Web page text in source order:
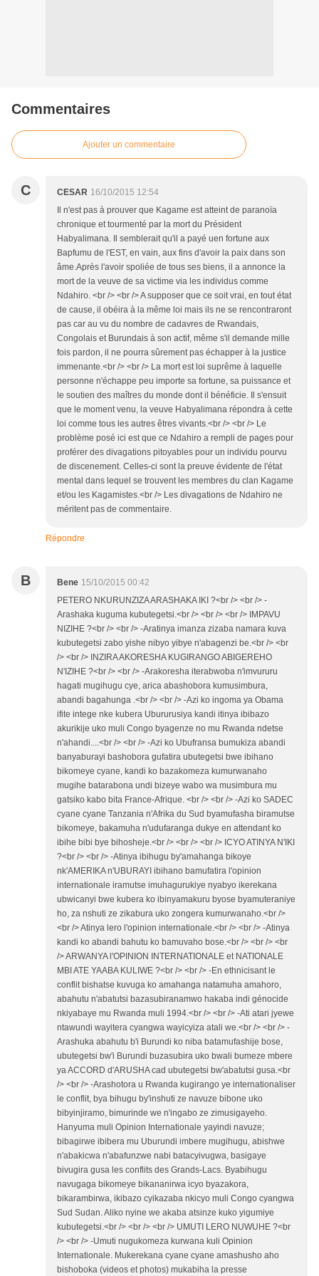
Commentaires
Ajouter un commentaire
C CESAR 16/10/2015 12:54
Il n'est pas à prouver que Kagame est atteint de paranoïa
chronique et tourmenté par la mort du Président
Habyalimana. Il semblerait qu'il a payé uen fortune aux
Bapfumu de l'EST, en vain, aux fins d'avoir la paix dans son
âme.Après l'avoir spoliée de tous ses biens, il a annonce la
mort de la veuve de sa victime via les individus comme
Ndahiro. <br /> <br /> A supposer que ce soit vrai, en tout état
de cause, il obéira à la même loi mais ils ne se rencontraront
pas car au vu du nombre de cadavres de Rwandais,
Congolais et Burundais à son actif, même s'il demande mille
fois pardon, il ne pourra sûrement pas échapper à la justice
immenante.<br /> <br /> La mort est loi suprême à laquelle
personne n'échappe peu importe sa fortune, sa puissance et
le soutien des maîtres du monde dont il bénéficie. Il s'ensuit
que le moment venu, la veuve Habyalimana répondra à cette
loi comme tous les autres êtres vivants.<br /> <br /> Le
problème posé ici est que ce Ndahiro a rempli de pages pour
proférer des divagations pitoyables pour un individu pourvu
de discenement. Celles-ci sont la preuve évidente de l'état
mental dans lequel se trouvent les membres du clan Kagame
et/ou les Kagamistes.<br /> Les divagations de Ndahiro ne
méritent pas de commentaire.
Répondre
B Bene 15/10/2015 00:42
PETERO NKURUNZIZA ARASHAKA IKI ?<br /> <br /> -
Arashaka kuguma kubutegetsi.<br /> <br /> <br /> IMPAVU
NIZIHE ?<br /> <br /> -Aratinya imanza zizaba namara kuva
kubutegetsi zabo yishe nibyo yibye n'abagenzi be.<br /> <br
/> <br /> INZIRA AKORESHA KUGIRANGO ABIGEREHO
N'IZIHE ?<br /> <br /> -Arakoresha iterabwoba n'imvururu
hagati mugihugu cye, arica abashobora kumusimbura,
abandi bagahunga .<br /> <br /> -Azi ko ingoma ya Obama
ifite intege nke kubera Ubururusiya kandi itinya ibibazo
akurikije uko muli Congo byagenze no mu Rwanda ndetse
n'ahandi....<br /> <br /> -Azi ko Ubufransa bumukiza abandi
banyaburayi bashobora gufatira ubutegetsi bwe ibihano
bikomeye cyane, kandi ko bazakomeza kumurwanaho
mugihe batarabona undi bizeye wabo wa musimbura mu
gatsiko kabo bita France-Afrique. <br /> <br /> -Azi ko SADEC
cyane cyane Tanzania n'Afrika du Sud byamufasha biramutse
bikomeye, bakamuha n'udufaranga dukye en attendant ko
ibihe bibi bye bihosheje.<br /> <br /> <br /> ICYO ATINYA N'IKI
?<br /> <br /> -Atinya ibihugu by'amahanga bikoye
nk'AMERIKA n'UBURAYI ibihano bamufatira l'opinion
internationale iramutse imuhagurukiye nyabyo ikerekana
ubwicanyi bwe kubera ko ibinyamakuru byose byamuteraniye
ho, za nshuti ze zikabura uko zongera kumurwanaho.<br />
<br /> Atinya lero l'opinion internationale.<br /> <br /> -Atinya
kandi ko abandi bahutu ko bamuvaho bose.<br /> <br /> <br
/> ARWANYA l'OPINION INTERNATIONALE et NATIONALE
MBI ATE YAABA KULIWE ?<br /> <br /> -En ethnicisant le
conflit bishatse kuvuga ko amahanga natamuha amahoro,
abahutu n'abatutsi bazasubiranamwo hakaba indi génocide
nkiyabaye mu Rwanda muli 1994.<br /> <br /> -Ati atari jyewe
ntawundi wayitera cyangwa wayicyiza atali we.<br /> <br /> -
Arashuka abahutu b'i Burundi ko niba batamufashije bose,
ubutegetsi bw'i Burundi buzasubira uko bwali bumeze mbere
ya ACCORD d'ARUSHA cad ubutegetsi bw'abatutsi gusa.<br
/> <br /> -Arashotora u Rwanda kugirango ye internationaliser
le conflit, bya bihugu by'inshuti ze navuze bibone uko
bibyinjiramo, bimurinde we n'ingabo ze zimusigayeho.
Hanyuma muli Opinion Internationale yayindi navuze;
bibagirwe ibibera mu Uburundi imbere mugihugu, abishwe
n'abakicwa n'abafunzwe nabi batacyivugwa, basigaye
bivugira gusa les conflits des Grands-Lacs. Byabihugu
navugaga bikomeye bikananirwa icyo byazakora,
bikarambirwa, ikibazo cyikazaba nkicyo muli Congo cyangwa
Sud Sudan. Aliko nyine we akaba atsinze kuko yigumiye
kubutegetsi.<br /> <br /> <br /> UMUTI LERO NUWUHE ?<br
/> <br /> -Umuti nugukomeza kurwana kuli Opinion
Internationale. Mukerekana cyane cyane amashusho aho
bishoboka (videos et photos) mukabiha la presse